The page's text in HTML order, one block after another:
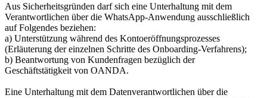
Aus Sicherheitsgründen darf sich eine Unterhaltung mit dem
Verantwortlichen über die WhatsApp-Anwendung ausschließlich
auf Folgendes beziehen:
a) Unterstützung während des Kontoeröffnungsprozesses
(Erläuterung der einzelnen Schritte des Onboarding-Verfahrens);
b) Beantwortung von Kundenfragen bezüglich der
Geschäftstätigkeit von OANDA.
Eine Unterhaltung mit dem Datenverantwortlichen über die